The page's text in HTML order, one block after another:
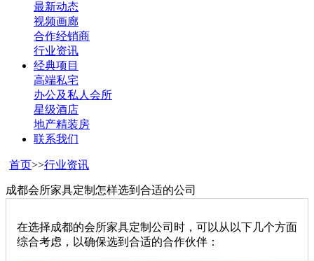
最新动态
视频画廊
合作经销商
行业资讯
经典项目
高端私宅
办公及私人会所
星级酒店
地产精装房
联系我们
首页>>行业资讯
成都会所家具定制怎样选到合适的公司
在选择成都的会所家具定制公司时，可以从以下几个方面
综合考虑，以确保选到合适的合作伙伴：